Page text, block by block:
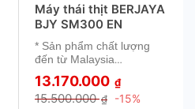
Máy thái thịt BERJAYA
BJY SM300 EN
* Sản phẩm chất lượng
đến từ Malaysia
* Hoạt động bền bỉ, dễ
dàng vận hành.
* Tiết kiệm điện, an toàn
13.170.000 ₫
15.500.000₫ -15%